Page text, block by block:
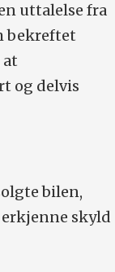
uttalelse fra
bekreftet
at
og delvis
bilen,
erkjenne skyld